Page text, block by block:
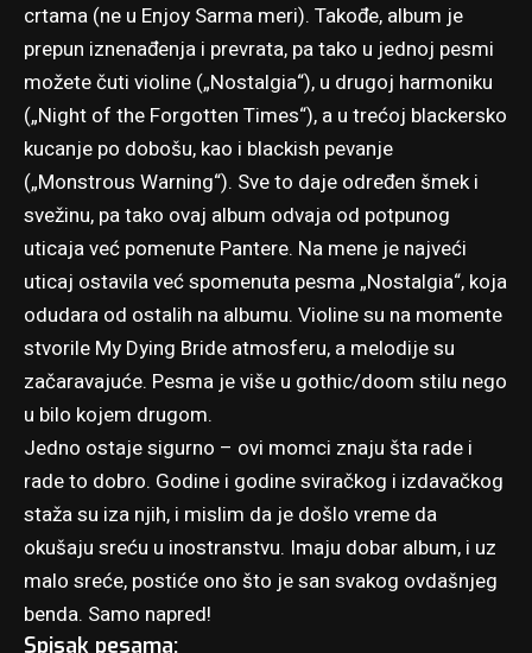
crtama (ne u Enjoy Sarma meri). Takođe, album je
prepun iznenađenja i prevrata, pa tako u jednoj pesmi
možete čuti violine („Nostalgia“), u drugoj harmoniku
(„Night of the Forgotten Times“), a u trećoj blackersko
kucanje po dobošu, kao i blackish pevanje
(„Monstrous Warning“). Sve to daje određen šmek i
svežinu, pa tako ovaj album odvaja od potpunog
uticaja već pomenute Pantere. Na mene je najveći
uticaj ostavila već spomenuta pesma „Nostalgia“, koja
odudara od ostalih na albumu. Violine su na momente
stvorile My Dying Bride atmosferu, a melodije su
začaravajuće. Pesma je više u gothic/doom stilu nego
u bilo kojem drugom.
Jedno ostaje sigurno – ovi momci znaju šta rade i
rade to dobro. Godine i godine sviračkog i izdavačkog
staža su iza njih, i mislim da je došlo vreme da
okušaju sreću u inostranstvu. Imaju dobar album, i uz
malo sreće, postiće ono što je san svakog ovdašnjeg
benda. Samo napred!
Spisak pesama: